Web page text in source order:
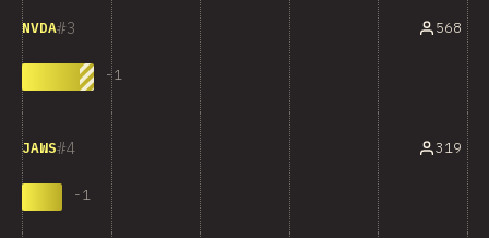
3
NVDA
-1
568
4
JAWS
-1
319